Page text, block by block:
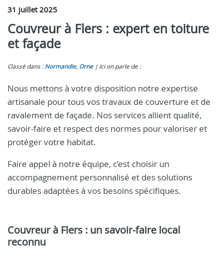
31 juillet 2025
Couvreur à Flers : expert en toiture
et façade
Classé dans : Normandie, Orne Ici on parle de :
Nous mettons à votre disposition notre expertise
artisanale pour tous vos travaux de couverture et de
ravalement de façade. Nos services allient qualité,
savoir-faire et respect des normes pour valoriser et
protéger votre habitat.
Faire appel à notre équipe, c’est choisir un
accompagnement personnalisé et des solutions
durables adaptées à vos besoins spécifiques.
Couvreur à Flers : un savoir-faire local
reconnu